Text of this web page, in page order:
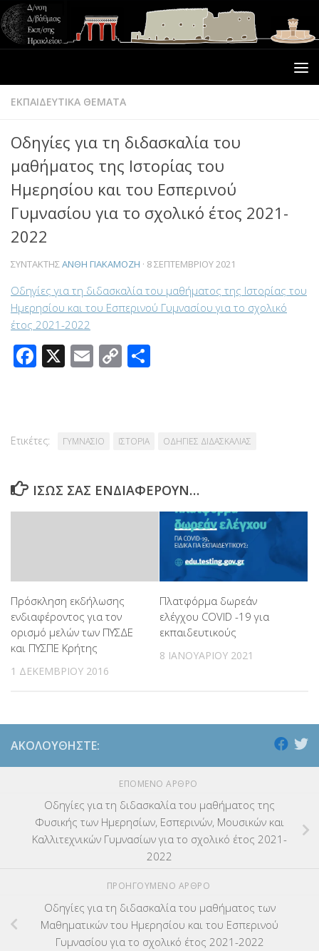
ΕΚΠΑΙΔΕΥΤΙΚΑ ΘΕΜΑΤΑ
Οδηγίες για τη διδασκαλία του
μαθήματος της Ιστορίας του
Ημερησίου και του Εσπερινού
Γυμνασίου για το σχολικό έτος 2021-
2022
ΣΥΝΤΆΚΤΗΣΑΝΘΗ ΓΙΑΚΑΜΟΖΗ · 8 ΣΕΠΤΕΜΒΡΊΟΥ 2021
Οδηγίες για τη διδασκαλία του μαθήματος της Ιστορίας του
Ημερησίου και του Εσπερινού Γυμνασίου για το σχολικό
έτος 2021-2022
Facebook
X Email
Copy
Ετικέτες: ΓΥΜΝΑΣΙΟ ΙΣΤΟΡΙΑ ΟΔΗΓΙΕΣ ΔΙΔΑΣΚΑΛΙΑΣ
ΊΣΩΣ ΣΑΣ ΕΝΔΙΑΦΈΡΟΥΝ…
Πρόσκληση εκδήλωσης
ενδιαφέροντος για τον
ορισμό μελών των ΠΥΣΔΕ
και ΠΥΣΠΕ Κρήτης
1 ΔΕΚΕΜΒΡΊΟΥ 2016
Πλατφόρμα δωρεάν
ελέγχου COVID -19 για
εκπαιδευτικούς
8 ΙΑΝΟΥΑΡΊΟΥ 2021
ΑΚΟΛΟΥΘΉΣΤΕ:
ΕΠΌΜΕΝΟ ΆΡΘΡΟ
Οδηγίες για τη διδασκαλία του μαθήματος της
Φυσικής των Ημερησίων, Εσπερινών, Μουσικών και
Καλλιτεχνικών Γυμνασίων για το σχολικό έτος 2021-
2022
ΠΡΟΗΓΟΎΜΕΝΟ ΆΡΘΡΟ
Οδηγίες για τη διδασκαλία του μαθήματος των
Μαθηματικών του Ημερησίου και του Εσπερινού
Γυμνασίου για το σχολικό έτος 2021-2022